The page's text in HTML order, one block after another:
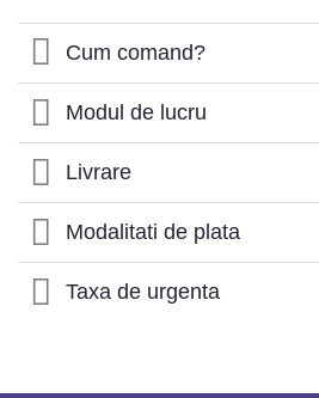
Cum comand?
Modul de lucru
Livrare
Modalitati de plata
Taxa de urgenta